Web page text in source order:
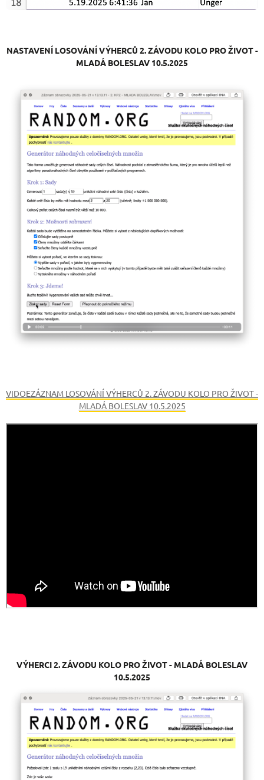
NASTAVENÍ LOSOVÁNÍ VÝHERCŮ 2. ZÁVODU KOLO PRO ŽIVOT -
MLADÁ BOLESLAV 10.5.2025
VIDOEZÁZNAM LOSOVÁNÍ VÝHERCŮ 2. ZÁVODU KOLO PRO ŽIVOT -
MLADÁ BOLESLAV 10.5.2025
VÝHERCI2. ZÁVODU KOLO PRO ŽIVOT - MLADÁ BOLESLAV
10.5.2025